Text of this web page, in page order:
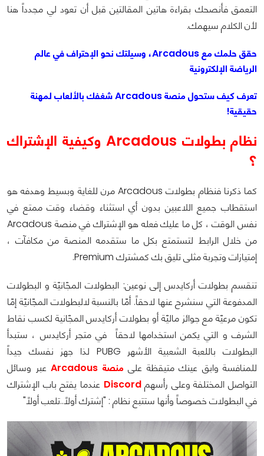
التعمق فأنصحك بقراءة هاتين المقالتين قبل أن تعود لي مجدداً هنا
لأن الكلام سيهمك.
حقق حلمك مع Arcadous، وسيلتك نحو الإحتراف في عالم
الرياضة الإلكترونية
تعرف كيف ستحول منصة Arcadous شغفك بالألعاب لمهنة
حقيقية!
نظام بطولات Arcadous وكيفية الإشتراك
؟
كما ذكرنا فنظام بطولات Arcadous مرن للغاية وبسيط وهدفه هو
استقطاب جميع اللاعبين بدون أي استثناء وقضاء وقت ممتع في
نفس الوقت ، كل ما عليك فعله هو الإشتراك في منصة Arcadous
من خلال الرابط لتستمتع بكل ما ستقدمه المنصة من مكافآت ،
إمتيازات وتجربة مثلى تليق بك كمشترك Premium.
تنقسم بطولات أركايدس إلى نوعين: البطولات المجّانيّة و البطولات
المدفوعة التي سنشرح عنها لاحقاً. أمّا بالنسبة لالبطولات المجّانيّة إمّا
تكون مرعيّة مع جوائز ماليّة أو بطولات أركايدس المجّانية لكسب نقاط
الشرف و التي يكمن استخدامها لاحقاً في متجر أركايدس ، ستبدأ
البطولات باللعبة الشعبية الأشهر PUBG لذا جهز نفسك جيداً
للمنافسة وابق عينك متيقظة على منصة Arcadous
عبر وسائل
التواصل المختلفة وعلى رأسهمDiscord عندما يفتح باب الإشتراك
في البطولات خصوصاً وأنها ستتبع نظام : "إشترك أولاً..تلعب أولاً"